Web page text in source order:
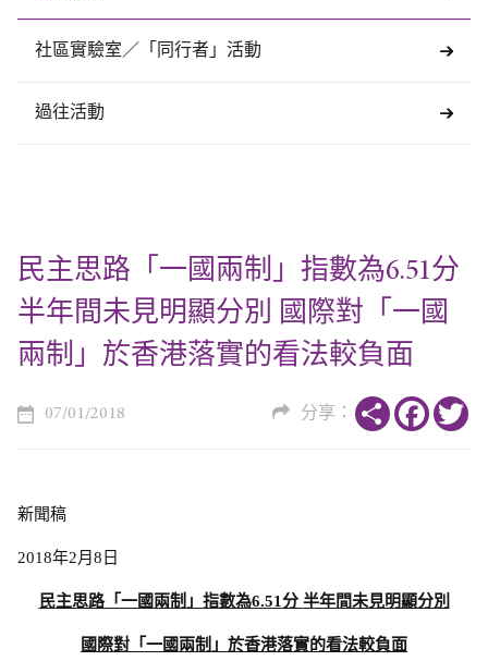
社區實驗室／「同行者」活動
過往活動
民主思路「一國兩制」指數為6.51分
半年間未見明顯分別 國際對「一國
兩制」於香港落實的看法較負面
07/01/2018 分享： Share
新聞稿
2018年2月8日
民主思路「一國兩制」指數為6.51分 半年間未見明顯分別
國際對「一國兩制」於香港落實的看法較負面